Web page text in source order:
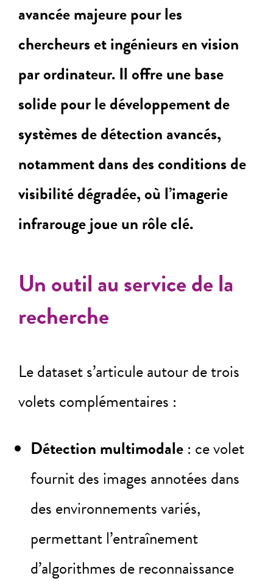
avancée majeure pour les
chercheurs et ingénieurs en vision
par ordinateur. Il offre une base
solide pour le développement de
systèmes de détection avancés,
notamment dans des conditions de
visibilité dégradée, où l’imagerie
infrarouge joue un rôle clé.
Un outil au service de la
recherche
Le dataset s’articule autour de trois
volets complémentaires :
Détection multimodale : ce volet
fournit des images annotées dans
des environnements variés,
permettant l’entraînement
d’algorithmes de reconnaissance